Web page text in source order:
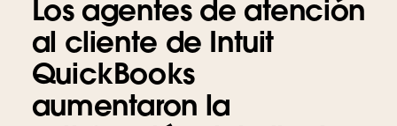
Los agentes de atención
al cliente de Intuit
QuickBooks
aumentaron la